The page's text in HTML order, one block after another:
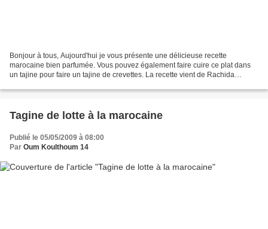
Bonjour à tous, Aujourd'hui je vous présente une délicieuse recette
marocaine bien parfumée. Vous pouvez également faire cuire ce plat dans
un tajine pour faire un tajine de crevettes. La recette vient de Rachida
Tagine de lotte à la marocaine
Publié le 05/05/2009 à 08:00
Par Oum Koulthoum 14